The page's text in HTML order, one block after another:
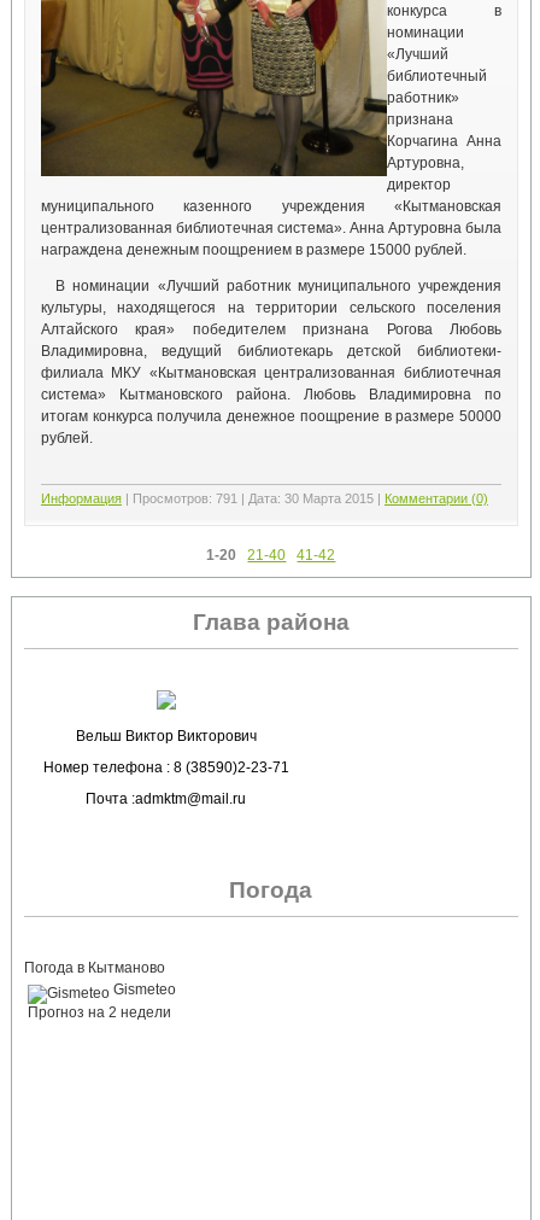
конкурса в
номинации
«Лучший
библиотечный
работник»
признана
Корчагина Анна
Артуровна,
директор
муниципального казенного учреждения «Кытмановская
централизованная библиотечная система». Анна Артуровна была
награждена денежным поощрением в размере 15000 рублей.
В номинации «Лучший работник муниципального учреждения
культуры, находящегося на территории сельского поселения
Алтайского края» победителем признана Рогова Любовь
Владимировна, ведущий библиотекарь детской библиотеки-
филиала МКУ «Кытмановская централизованная библиотечная
система» Кытмановского района. Любовь Владимировна по
итогам конкурса получила денежное поощрение в размере 50000
рублей.
Информация| Просмотров: 791 Дата: 30 Марта 2015 Комментарии (0)
1-20 21-40 41-42
Глава района
Вельш Виктор Викторович
Номер телефона : 8 (38590)2-23-71
Почта :admktm@mail.ru
Погода
Погода в Кытманово
Gismeteo
Прогноз на 2 недели